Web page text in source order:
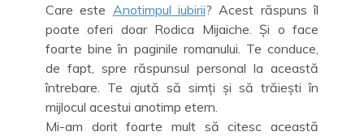
Care este Anotimpul iubirii? Acest răspuns îl
poate oferi doar Rodica Mijaiche. Și o face
foarte bine în paginile romanului. Te conduce,
de fapt, spre răspunsul personal la această
întrebare. Te ajută să simți și să trăiești în
mijlocul acestui anotimp etern.
Mi-am dorit foarte mult să citesc această